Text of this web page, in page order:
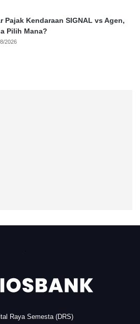
Pajak Kendaraan SIGNAL vs Agen,
Pilih Mana?
2026
Raya Semesta (DRS)